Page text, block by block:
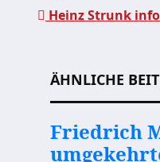
Heinz Strunk
ÄHNLICHE
Friedrich